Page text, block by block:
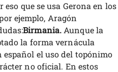
que se usa Gerona en los
ejemplo, Aragón
Birmania. Aunque la
la forma vernácula
el uso del topónimo
no oficial. En estos